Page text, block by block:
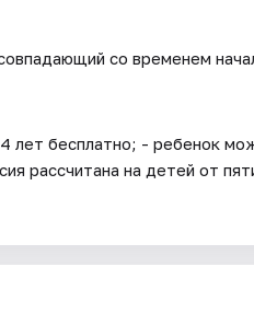
со временем
бесплатно; - ребенок
рассчитана на детей от